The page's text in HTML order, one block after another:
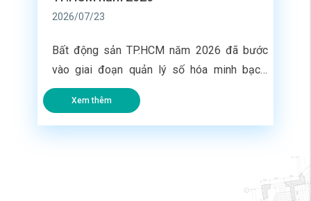
2026/07/23
Bất động sản TP.HCM năm 2026 đã bước
vào giai đoạn quản lý số hóa minh bạch,
hoạt động mua bán nhà phố thứ cấp đang có
sự phân hóa cực kỳ khốc liệt. Nhiều gia chủ
cần thanh khoản gấp để thu hồi dòng vốn
Xem thêm